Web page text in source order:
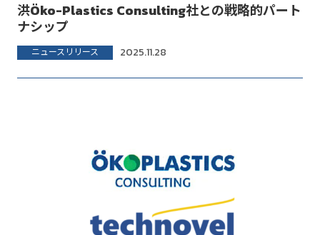
洪Öko-Plastics Consulting社との戦略的パート
ナシップ
ニュースリリース 2025.11.28